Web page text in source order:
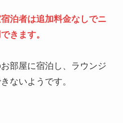
泊者は追加料金なしでニ
きます。
部屋に宿泊し、ラウンジ
ないようです。